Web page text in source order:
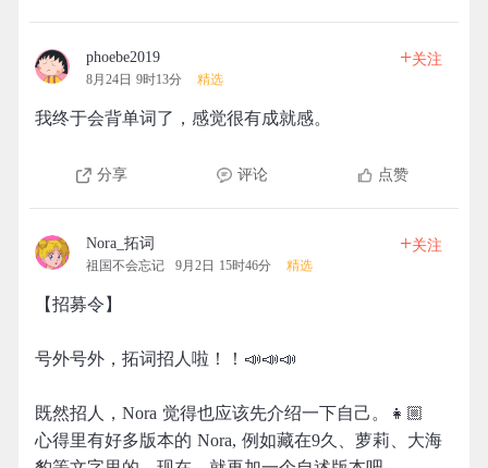
phoebe2019
8月24日 9时13分 精选
+关注
我终于会背单词了，感觉很有成就感。
分享 评论 点赞
Nora_拓词
祖国不会忘记 9月2日 15时46分 精选
+关注
【招募令】
号外号外，拓词招人啦！！📣📣📣
既然招人，Nora 觉得也应该先介绍一下自己。👧🏼
心得里有好多版本的 Nora, 例如藏在9久、萝莉、大海